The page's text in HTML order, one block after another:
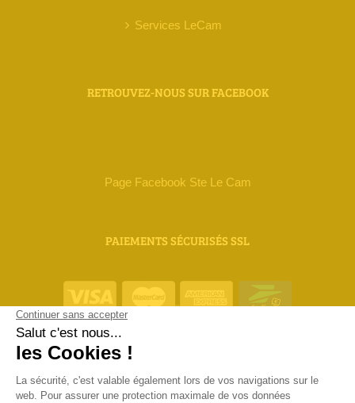
Services LeCam
RETROUVEZ-NOUS SUR FACEBOOK
Page Facebook Ste Le Cam
PAIEMENTS SÉCURISÉS SSL